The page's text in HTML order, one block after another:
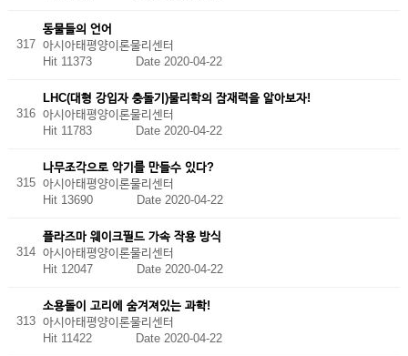
317
동물들의 언어
아시아태평양이론물리센터
Hit 11373 Date 2020-04-22
316
LHC(대형 강입자 충돌기)물리학의 잠재력을 알아보자!
아시아태평양이론물리센터
Hit 11783 Date 2020-04-22
315
나무조각으로 악기를 만들수 있다?
아시아태평양이론물리센터
Hit 13690 Date 2020-04-22
314
플라즈마 웨이크필드 가속 작용 방식
아시아태평양이론물리센터
Hit 12047 Date 2020-04-22
313
소용돌이 고리에 숨겨져있는 과학!
아시아태평양이론물리센터
Hit 11422 Date 2020-04-22